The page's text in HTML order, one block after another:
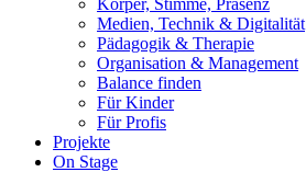
Medien, Technik & Digitalität
Pädagogik & Therapie
Organisation & Management
Balance finden
Für Kinder
Für Profis
Projekte
On Stage